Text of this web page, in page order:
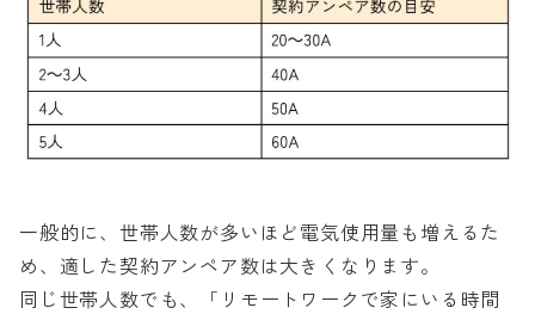
一般的に、世帯人数が多いほど電気使用量も増えるた
め、適した契約アンペア数は大きくなります。
同じ世帯人数でも、「リモートワークで家にいる時間